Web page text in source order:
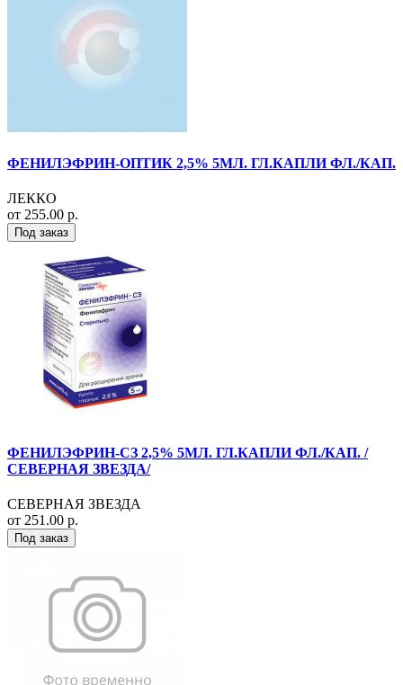
ФЕНИЛЭФРИН-ОПТИК 2,5% 5МЛ. ГЛ.КАПЛИ ФЛ./КАП.
ЛЕККО
от 255.00 р.
Под заказ
ФЕНИЛЭФРИН-СЗ 2,5% 5МЛ. ГЛ.КАПЛИ ФЛ./КАП. /
СЕВЕРНАЯ ЗВЕЗДА/
СЕВЕРНАЯ ЗВЕЗДА
от 251.00 р.
Под заказ